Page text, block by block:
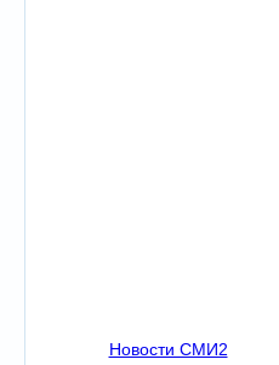
Новости СМИ2